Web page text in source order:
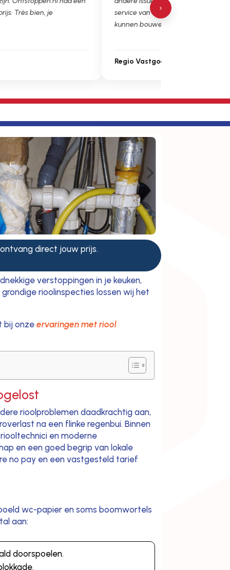
en loodgieter.nl
er nog actie ondernomen,
Jordy Mayer
›
5
direct jouw prijs.
verstoppingen in je keuken,
rioolinspecties lossen wij het
bij onzeervaringen met riool
rioolproblemen daadkrachtig aan,
na een flinke regenbui. Binnen
en moderne
en een goed begrip van lokale
no pay en een vastgesteld tarief
wc-papier en soms boomwortels
aan:
doorspoelen.